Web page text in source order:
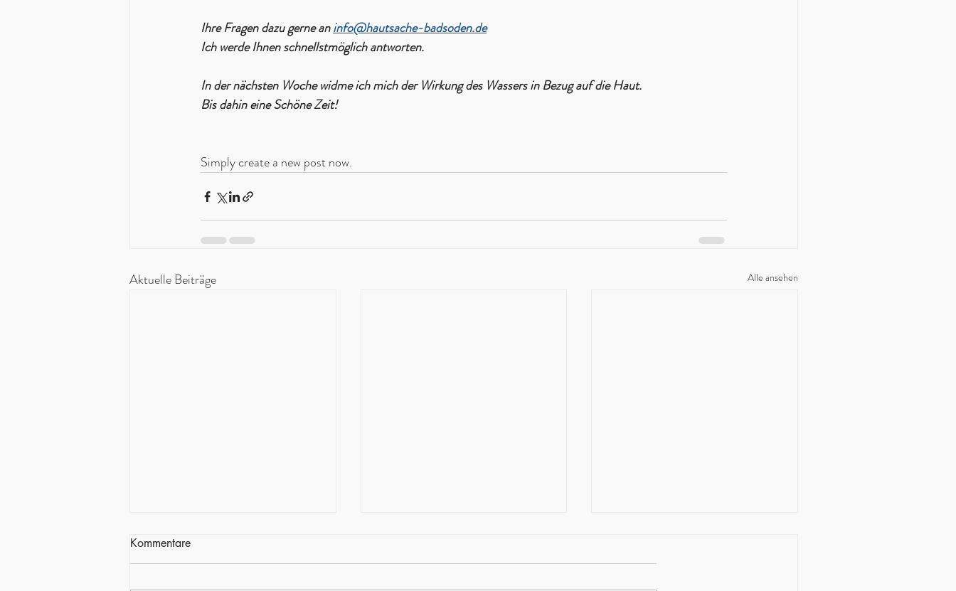
Ihre Fragen dazu gerne an info@hautsache-badsoden.de
Ich werde Ihnen schnellstmöglich antworten.
In der nächsten Woche widme ich mich der Wirkung des Wassers in Bezug auf die Haut.
Bis dahin eine Schöne Zeit!
Simply create a new post now.
Aktuelle Beiträge Alle ansehen
Kommentare